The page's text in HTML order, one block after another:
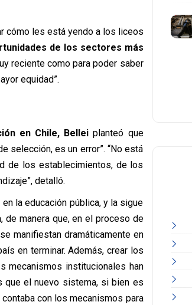
cómo les está yendo a los liceos
de los sectores más
reciente como para poder saber
equidad”.
en Chile, Bellei planteó que
selección, es un error”. “No está
de los establecimientos, de los
detalló.
la educación pública, y la sigue
de manera que, en el proceso de
manifiestan dramáticamente en
en terminar. Además, crear los
mecanismos institucionales han
que el nuevo sistema, si bien es
con los mecanismos para